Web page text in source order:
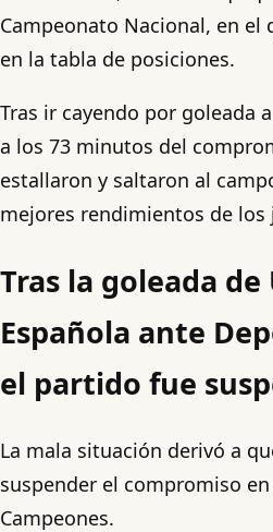
Campeonato Nacional, en
en la tabla de posiciones.
Tras ir cayendo por goleada
a los 73 minutos del
estallaron y saltaron al
mejores rendimientos de los
Tras la goleada de
Española ante
el partido fue
La mala situación derivó a
suspender el compromiso
Campeones.